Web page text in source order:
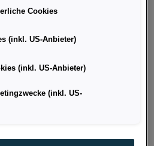
Benzin
Cookies
(inkl. US-Anbieter)
(inkl. US-Anbieter)
(inkl. US-